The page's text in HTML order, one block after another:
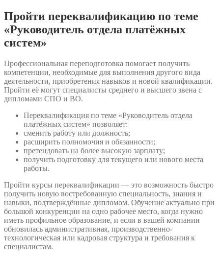
Пройти переквалификацию по теме
«Руководитель отдела платёжных
систем»
Профессиональная переподготовка помогает получить
компетенции, необходимые для выполнения другого вида
деятельности, приобретения навыков и новой квалификации.
Пройти её могут специалисты среднего и высшего звена с
дипломами СПО и ВО.
Переквалификация по теме «Руководитель отдела
платёжных систем» позволяет:
сменить работу или должность;
расширить полномочия и обязанности;
претендовать на более высокую зарплату;
получить подготовку для текущего или нового места
работы.
Пройти курсы переквалификации — это возможность быстро
получить новую востребованную специальность, знания и
навыки, подтверждённые дипломом. Обучение актуально при
большой конкуренции на одно рабочее место, когда нужно
иметь профильное образование, и если в вашей компании
обновилась административная, производственно-
технологическая или кадровая структура и требования к
специалистам.